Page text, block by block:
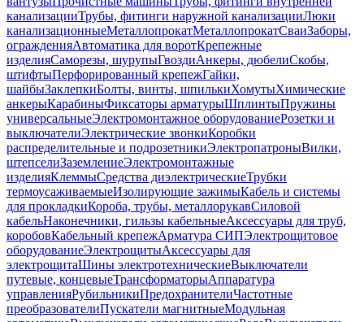
канализацииТрубы, фитинги наружной канализацииЛюки
канализационныеМеталлопрокатМеталлопрокатСваиЗаборы,
огражденияАвтоматика для воротКрепежные
изделияСаморезы, шурупыГвоздиАнкеры, дюбелиСкобы,
штифтыПерфорированный крепежГайки,
шайбыЗаклепкиБолты, винты, шпилькиХомутыХимические
анкерыКарабиныФиксаторы арматурыШплинтыПружины
универсальныеЭлектромонтажное оборудованиеРозетки и
выключателиЭлектрические звонкиКоробки
распределительные и подрозетникиЭлектропатроныВилки,
штепселиЗаземлениеЭлектромонтажные
изделияКлеммыСредства диэлектрическиеТрубки
термоусаживаемыеИзолирующие зажимыКабель и системы
для прокладкиКороба, трубы, металлорукавСиловой
кабельНаконечники, гильзы кабельныеАксессуары для труб,
коробовКабельный крепежАрматура СИПЭлектрощитовое
оборудованиеЭлектрощитыАксессуары для
электрощитаШины электротехническиеВыключатели
путевые, концевыеТрансформаторыАппаратура
управленияРубильникиПредохранителиЧастотные
преобразователиПускатели магнитныеМодульная